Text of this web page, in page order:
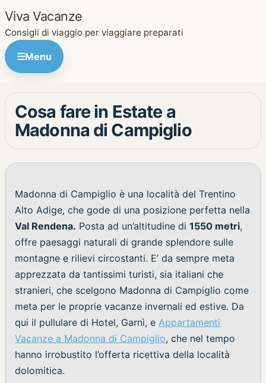
Viva Vacanze
Consigli di viaggio per viaggiare preparati
☰Menu
Cosa fare in Estate a
Madonna di Campiglio
Madonna di Campiglio è una località del Trentino
Alto Adige, che gode di una posizione perfetta nella
Val Rendena. Posta ad un’altitudine di 1550 metri,
offre paesaggi naturali di grande splendore sulle
montagne e rilievi circostanti. E’ da sempre meta
apprezzata da tantissimi turisti, sia italiani che
stranieri, che scelgono Madonna di Campiglio come
meta per le proprie vacanze invernali ed estive. Da
qui il pullulare di Hotel, Garnì, e Appartamenti
Vacanze a Madonna di Campiglio, che nel tempo
hanno irrobustito l’offerta ricettiva della località
dolomitica.